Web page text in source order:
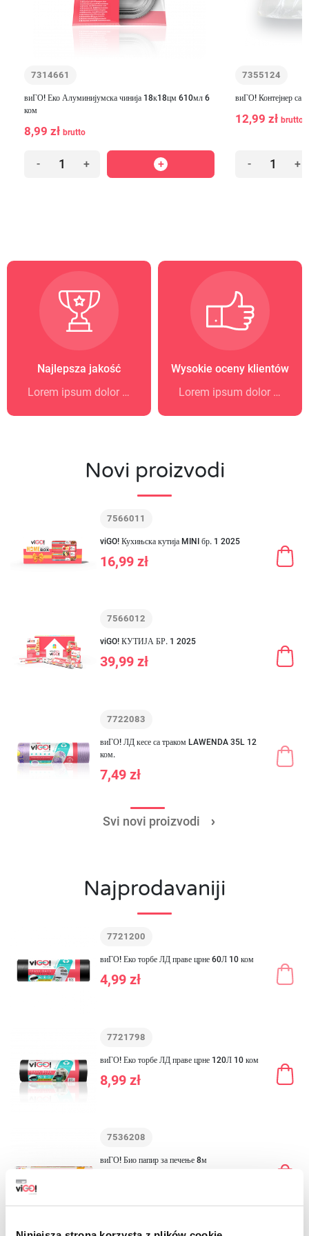
7314661
виГО! Еко Алуминијумска чинија 18к18цм 610мл 6
ком
8,99 zł brutto
- +
7355124
виГО! Контејнер са
12,99 zł brutto
- +
Najlepsza jakość
Lorem ipsum dolor sit amet
Wysokie oceny klientów
Lorem ipsum dolor sit amet
Novi proizvodi
7566011
viGO! Кухињска кутија MINI бр. 1 2025
16,99 zł
7566012
viGO! КУТИЈА БР. 1 2025
39,99 zł
7722083
виГО! ЛД кесе са траком LAWENDA 35L 12
ком.
7,49 zł
Svi novi proizvodi
Najprodavaniji
7721200
виГО! Еко торбе ЛД праве црне 60Л 10 ком
4,99 zł
7721798
виГО! Еко торбе ЛД праве црне 120Л 10 ком
8,99 zł
7536208
виГО! Био папир за печење 8м